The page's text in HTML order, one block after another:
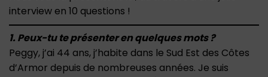
interview en 10 questions !
1. Peux-tu te présenter en quelques mots ?
Peggy, j’ai 44 ans, j’habite dans le Sud Est des Côtes
d’Armor depuis de nombreuses années. Je suis